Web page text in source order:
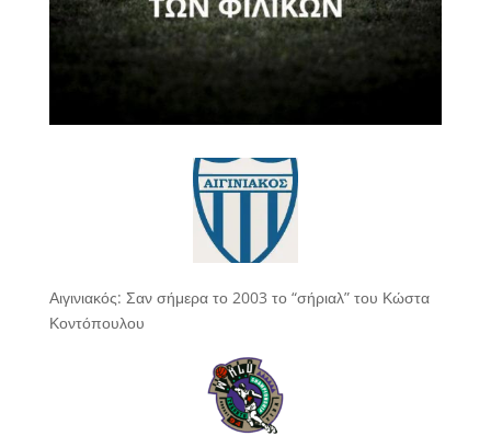
Αιγινιακός: Σαν σήμερα το 2003 το “σήριαλ” του Κώστα
Κοντόπουλου